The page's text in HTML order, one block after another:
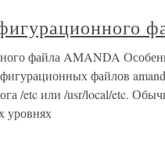
файла AMANDA
файлов
/etc или /usr/local/etc.
уровнях